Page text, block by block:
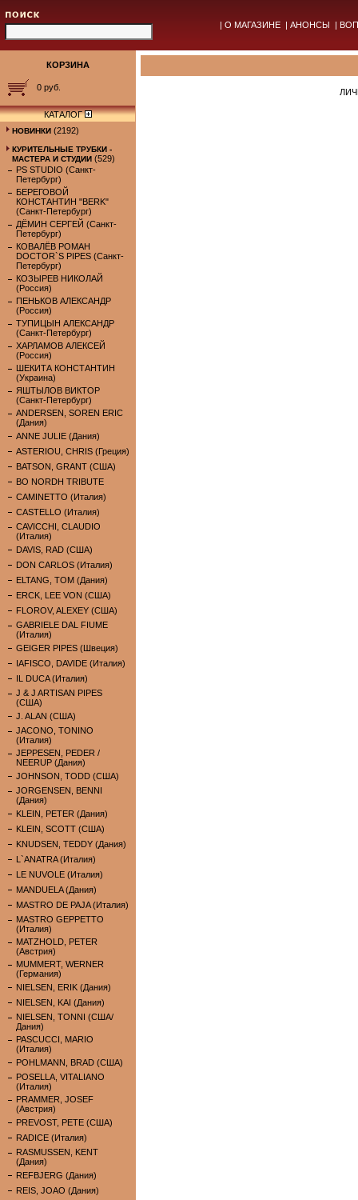
| О МАГАЗИНЕ | АНОНСЫ |
КОРЗИНА
0 руб.
КАТАЛОГ
НОВИНКИ (2192)
КУРИТЕЛЬНЫЕ ТРУБКИ -
МАСТЕРА И СТУДИИ (529)
PS STUDIO (Санкт-
Петербург)
БЕРЕГОВОЙ
КОНСТАНТИН "BERK"
(Санкт-Петербург)
ДЁМИН СЕРГЕЙ (Санкт-
Петербург)
КОВАЛЁВ РОМАН
DOCTOR`S PIPES (Санкт-
Петербург)
КОЗЫРЕВ НИКОЛАЙ
(Россия)
ПЕНЬКОВ АЛЕКСАНДР
(Россия)
ТУПИЦЫН АЛЕКСАНДР
(Санкт-Петербург)
ХАРЛАМОВ АЛЕКСЕЙ
(Россия)
ШЕКИТА КОНСТАНТИН
(Украина)
ЯШТЫЛОВ ВИКТОР
(Санкт-Петербург)
ANDERSEN, SOREN ERIC
(Дания)
ANNE JULIE (Дания)
ASTERIOU, CHRIS (Греция)
BATSON, GRANT (США)
BO NORDH TRIBUTE
CAMINETTO (Италия)
CASTELLO (Италия)
CAVICCHI, CLAUDIO
(Италия)
DAVIS, RAD (США)
DON CARLOS (Италия)
ELTANG, TOM (Дания)
ERCK, LEE VON (США)
FLOROV, ALEXEY (США)
GABRIELE DAL FIUME
(Италия)
GEIGER PIPES (Швеция)
IAFISCO, DAVIDE (Италия)
IL DUCA (Италия)
J & J ARTISAN PIPES
(США)
J. ALAN (США)
JACONO, TONINO
(Италия)
JEPPESEN, PEDER /
NEERUP (Дания)
JOHNSON, TODD (США)
JORGENSEN, BENNI
(Дания)
KLEIN, PETER (Дания)
KLEIN, SCOTT (США)
KNUDSEN, TEDDY (Дания)
L`ANATRA (Италия)
LE NUVOLE (Италия)
MANDUELA (Дания)
MASTRO DE PAJA (Италия)
MASTRO GEPPETTO
(Италия)
MATZHOLD, PETER
(Австрия)
MUMMERT, WERNER
(Германия)
NIELSEN, ERIK (Дания)
NIELSEN, KAI (Дания)
NIELSEN, TONNI (США/
Дания)
PASCUCCI, MARIO
(Италия)
POHLMANN, BRAD (США)
POSELLA, VITALIANO
(Италия)
PRAMMER, JOSEF
(Австрия)
PREVOST, PETE (США)
RADICE (Италия)
RASMUSSEN, KENT
(Дания)
REFBJERG (Дания)
REIS, JOAO (Дания)